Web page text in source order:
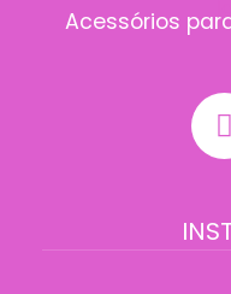
Acessórios